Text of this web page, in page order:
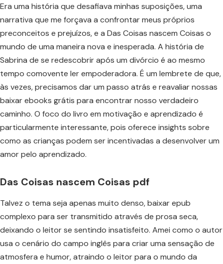
Era uma história que desafiava minhas suposições, uma
narrativa que me forçava a confrontar meus próprios
preconceitos e prejuízos, e a Das Coisas nascem Coisas o
mundo de uma maneira nova e inesperada. A história de
Sabrina de se redescobrir após um divórcio é ao mesmo
tempo comovente ler empoderadora. É um lembrete de que,
às vezes, precisamos dar um passo atrás e reavaliar nossas
baixar ebooks grátis para encontrar nosso verdadeiro
caminho. O foco do livro em motivação e aprendizado é
particularmente interessante, pois oferece insights sobre
como as crianças podem ser incentivadas a desenvolver um
amor pelo aprendizado.
Das Coisas nascem Coisas pdf
Talvez o tema seja apenas muito denso, baixar epub
complexo para ser transmitido através de prosa seca,
deixando o leitor se sentindo insatisfeito. Amei como o autor
usa o cenário do campo inglês para criar uma sensação de
atmosfera e humor, atraindo o leitor para o mundo da